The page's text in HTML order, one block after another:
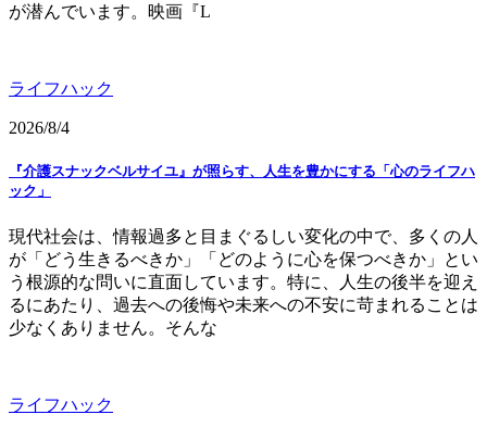
が潜んでいます。映画『L
ライフハック
2026/8/4
『介護スナックベルサイユ』が照らす、人生を豊かにする「心のライフハ
ック」
現代社会は、情報過多と目まぐるしい変化の中で、多くの人
が「どう生きるべきか」「どのように心を保つべきか」とい
う根源的な問いに直面しています。特に、人生の後半を迎え
るにあたり、過去への後悔や未来への不安に苛まれることは
少なくありません。そんな
ライフハック